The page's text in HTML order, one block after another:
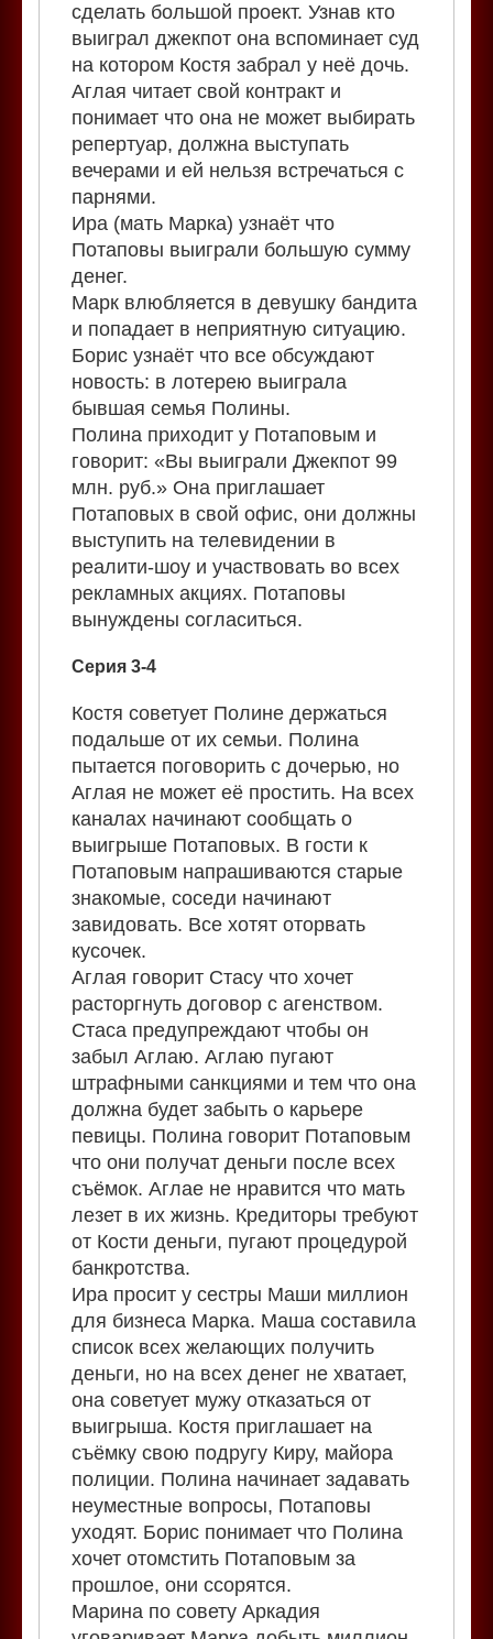
сделать большой проект. Узнав кто
выиграл джекпот она вспоминает суд
на котором Костя забрал у неё дочь.
Аглая читает свой контракт и
понимает что она не может выбирать
репертуар, должна выступать
вечерами и ей нельзя встречаться с
парнями.
Ира (мать Марка) узнаёт что
Потаповы выиграли большую сумму
денег.
Марк влюбляется в девушку бандита
и попадает в неприятную ситуацию.
Борис узнаёт что все обсуждают
новость: в лотерею выиграла
бывшая семья Полины.
Полина приходит у Потаповым и
говорит: «Вы выиграли Джекпот 99
млн. руб.» Она приглашает
Потаповых в свой офис, они должны
выступить на телевидении в
реалити-шоу и участвовать во всех
рекламных акциях. Потаповы
вынуждены согласиться.
Серия 3-4
Костя советует Полине держаться
подальше от их семьи. Полина
пытается поговорить с дочерью, но
Аглая не может её простить. На всех
каналах начинают сообщать о
выигрыше Потаповых. В гости к
Потаповым напрашиваются старые
знакомые, соседи начинают
завидовать. Все хотят оторвать
кусочек.
Аглая говорит Стасу что хочет
расторгнуть договор с агенством.
Стаса предупреждают чтобы он
забыл Аглаю. Аглаю пугают
штрафными санкциями и тем что она
должна будет забыть о карьере
певицы. Полина говорит Потаповым
что они получат деньги после всех
съёмок. Аглае не нравится что мать
лезет в их жизнь. Кредиторы требуют
от Кости деньги, пугают процедурой
банкротства.
Ира просит у сестры Маши миллион
для бизнеса Марка. Маша составила
список всех желающих получить
деньги, но на всех денег не хватает,
она советует мужу отказаться от
выигрыша. Костя приглашает на
съёмку свою подругу Киру, майора
полиции. Полина начинает задавать
неуместные вопросы, Потаповы
уходят. Борис понимает что Полина
хочет отомстить Потаповым за
прошлое, они ссорятся.
Марина по совету Аркадия